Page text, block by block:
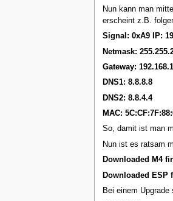
Nun kann man
erscheint z.B.
Signal: 0xA9
IP:
Netmask:
Gateway:
DNS1: 8.8.8.8
DNS2: 8.8.4.4
MAC:
So, damit ist man
Nun ist es ratsam
Downloaded M4
Downloaded ESP
Bei einem